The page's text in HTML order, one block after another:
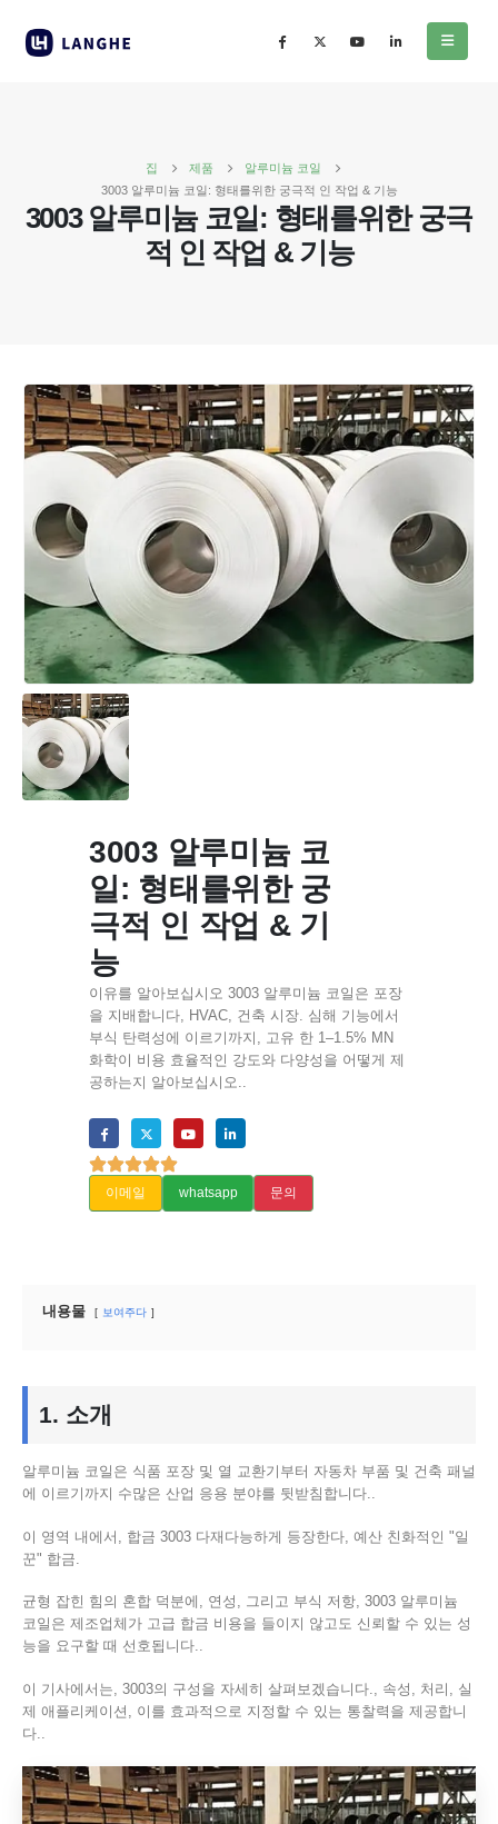
집 제품
알루미늄 코일
3003 알루미늄 코일: 형태를위한 궁극적 인 작업 & 기능
3003 알루미늄 코일: 형태를위한 궁극
적 인 작업 & 기능
3003 알루미늄 코
일: 형태를위한 궁
극적 인 작업 & 기
능
이유를 알아보십시오 3003 알루미늄 코일은 포장
을 지배합니다, HVAC, 건축 시장. 심해 기능에서
부식 탄력성에 이르기까지, 고유 한 1–1.5% MN
화학이 비용 효율적인 강도와 다양성을 어떻게 제
공하는지 알아보십시오..
이메일 whatsapp 문의
내용물 보여주다
1. 소개
알루미늄 코일은 식품 포장 및 열 교환기부터 자동차 부품 및 건축 패널
에 이르기까지 수많은 산업 응용 분야를 뒷받침합니다..
이 영역 내에서, 합금 3003 다재다능하게 등장한다, 예산 친화적인 "일
꾼" 합금.
균형 잡힌 힘의 혼합 덕분에, 연성, 그리고 부식 저항, 3003 알루미늄
코일은 제조업체가 고급 합금 비용을 들이지 않고도 신뢰할 수 있는 성
능을 요구할 때 선호됩니다..
이 기사에서는, 3003의 구성을 자세히 살펴보겠습니다., 속성, 처리, 실
제 애플리케이션, 이를 효과적으로 지정할 수 있는 통찰력을 제공합니
다..